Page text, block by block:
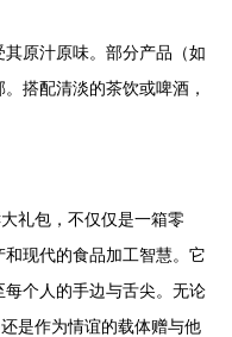
其原汁原味。部分产品（如
搭配清淡的茶饮或啤酒，
礼包，不仅仅是一箱零
现代的食品加工智慧。它
个人的手边与舌尖。无论
是作为情谊的载体赠与他